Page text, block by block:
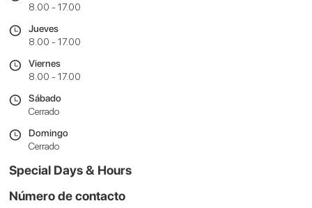
8.00 - 17.00
Jueves
8.00 - 17.00
Viernes
8.00 - 17.00
Sábado
Cerrado
Domingo
Cerrado
Special Days & Hours
Número de contacto